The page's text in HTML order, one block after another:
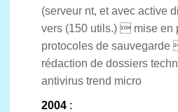
(serveur nt, et avec active
vers (150 utils.)  mise en
protocoles de sauvegarde
rédaction de dossiers
antivirus trend micro
2004 :